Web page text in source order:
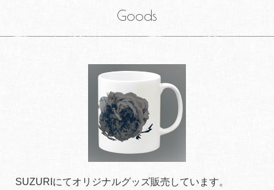
Goods
SUZURIにてオリジナルグッズ販売しています。